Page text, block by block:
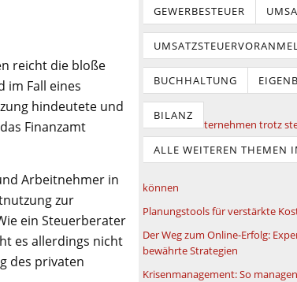
reicht die bloße
im Fall eines
hindeutete und
Finanzamt
Arbeitnehmer in
zur
ein Steuerberater
es allerdings nicht
des privaten
GEWERBESTEUER
BUCHHALTUNG
BILANZ
ALLE WEITEREN THEMEN
ternehmen trotz
können
Planungstools für verstärkte
Der Weg zum Online-Erfolg:
bewährte Strategien
Krisenmanagement: So